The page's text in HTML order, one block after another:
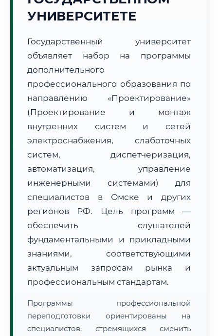
Расчет логистики оригиналов:
• Маршрут транзита:
• Экспресс-доставка СДЭК / Почтой:1–2 рабочих дня
🔍Нажмите на документ для увеличения и просмотра
УНИВЕРСИТЕТЕ
Государственный университет
объявляет набор на программы
дополнительного
профессионального образования по
направлению «Проектирование»
(Проектирование и монтаж
внутренних систем и сетей
электроснабжения, слаботочных
систем, диспетчеризация,
автоматизация, управление
инженерными системами) для
специалистов в Омске и других
регионов РФ. Цель программ —
обеспечить слушателей
фундаментальными и прикладными
знаниями, соответствующими
актуальным запросам рынка и
профессиональным стандартам.
Программы профессиональной
переподготовки ориентированы на
специалистов, стремящихся сменить